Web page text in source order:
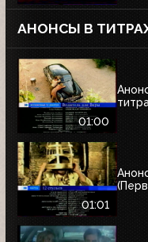
АНОНСЫ В
01:00
01:01